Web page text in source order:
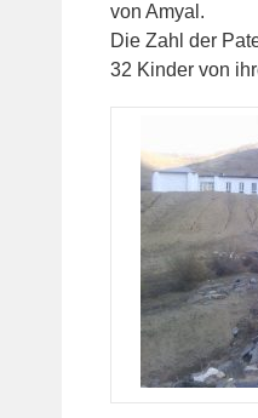
von Amyal.
Die Zahl der
32 Kinder von